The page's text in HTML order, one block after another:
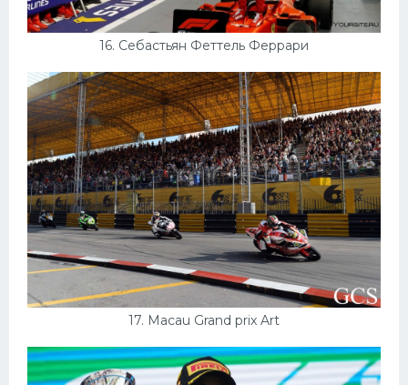
16. Себастьян Феттель Феррари
17. Macau Grand prix Art